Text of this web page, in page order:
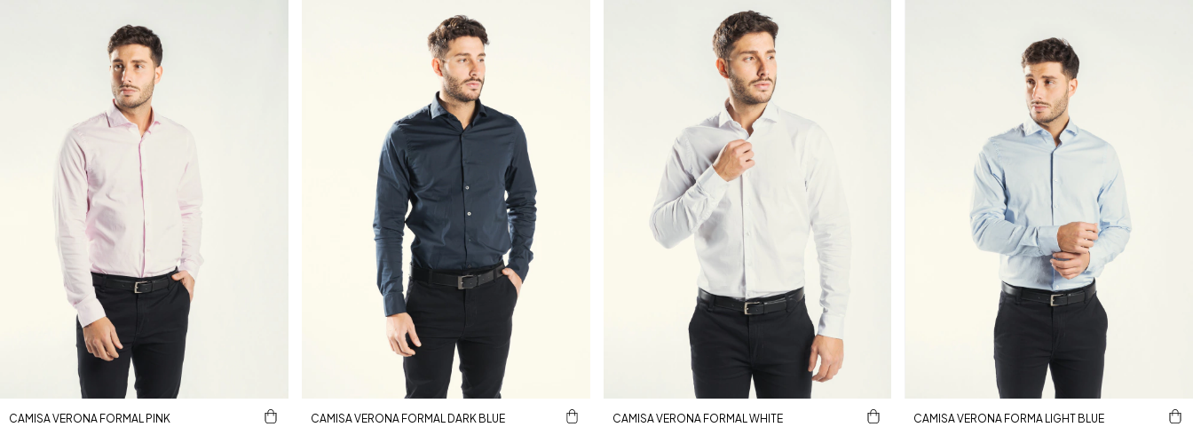
CAMISA VERONA FORMAL PINK CAMISA VERONA FORMAL DARK BLUE CAMISA VERONA FORMAL WHITE CAMISA VERONA FORMA LIGHT BLUE